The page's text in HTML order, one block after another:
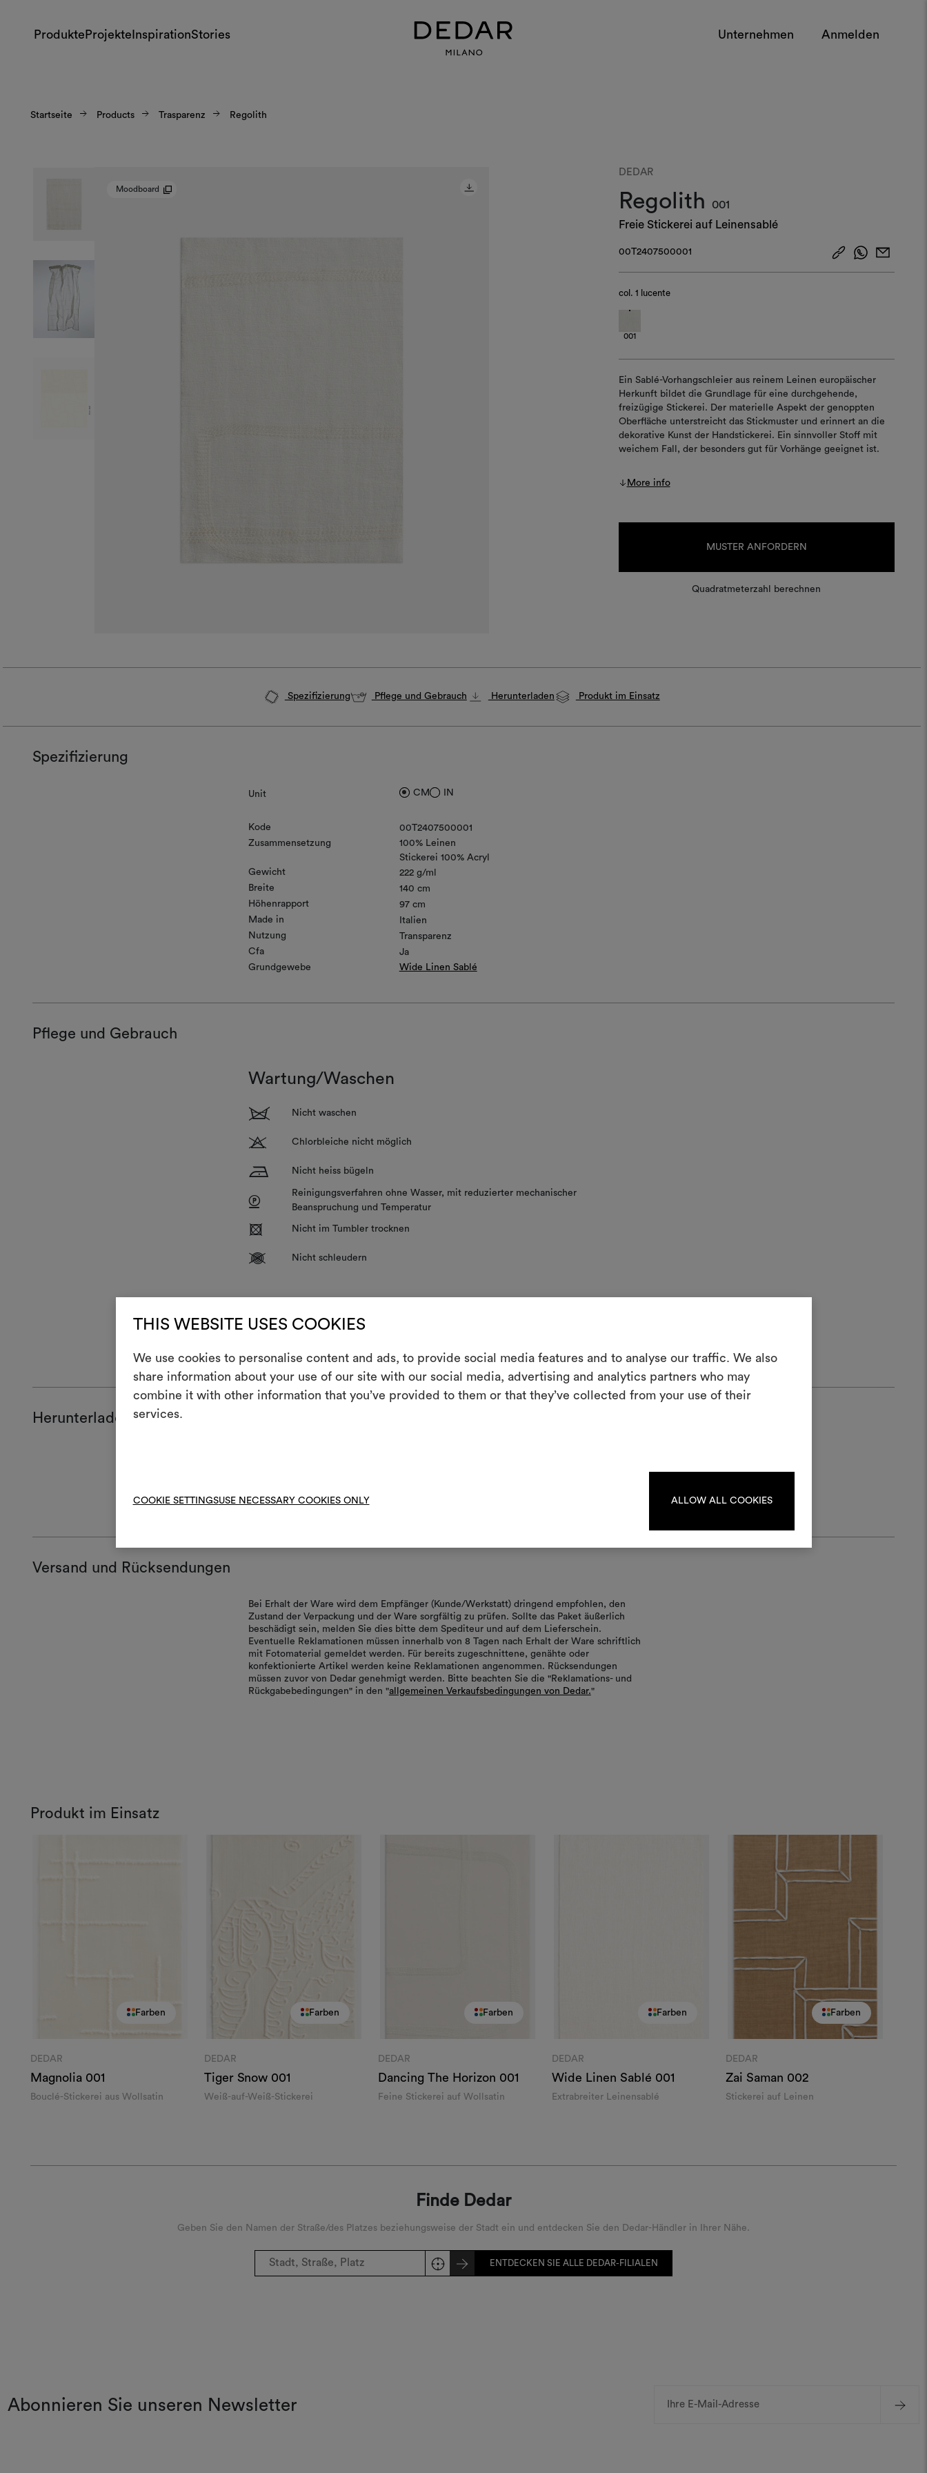
THIS WEBSITE USES COOKIES
We use cookies to personalise content and ads, to provide social media features and to analyse our traffic. We also
share information about your use of our site with our social media, advertising and analytics partners who may
combine it with other information that you’ve provided to them or that they’ve collected from your use of their
services.
COOKIE SETTINGSUSE NECESSARY COOKIES ONLY ALLOW ALL COOKIES
Produkte Projekte InspirationStories Unternehmen Anmelden
Startseite Products Trasparenz Regolith
Moodboard
DEDAR
Regolith
001
Freie Stickerei auf Leinensablé
00T2407500001
col. 1 lucente
001
Ein Sablé-Vorhangschleier aus reinem Leinen europäischer
Herkunft bildet die Grundlage für eine durchgehende,
freizügige Stickerei. Der materielle Aspekt der genoppten
Oberfläche unterstreicht das Stickmuster und erinnert an die
dekorative Kunst der Handstickerei. Ein sinnvoller Stoff mit
weichem Fall, der besonders gut für Vorhänge geeignet ist.
More info
MUSTER ANFORDERN
Quadratmeterzahl berechnen
Spezifizierung Pflege und Gebrauch Herunterladen Produkt im Einsatz
Spezifizierung
Unit CM IN
Kode
00T2407500001
Zusammensetzung
100% Leinen
Stickerei 100% Acryl
Gewicht
222 g/ml
Breite
140 cm
Höhenrapport
97 cm
Made in
Italien
Nutzung
Transparenz
Cfa
Ja
Grundgewebe
Wide Linen Sablé
Pflege und Gebrauch
Wartung/Waschen
1 Nicht waschen
T Chlorbleiche nicht möglich
H Nicht heiss bügeln
P
Reinigungsverfahren ohne Wasser, mit reduzierter mechanischer
Beanspruchung und Temperatur
R Nicht im Tumbler trocknen
V Nicht schleudern
appearance, which is to be considered an intrinsic part of its precious nature.
ALLGEMEINE PFLEGEHINWEISE
Herunterladen
High-res close-up image
Versand und Rücksendungen
Bei Erhalt der Ware wird dem Empfänger (Kunde/Werkstatt) dringend empfohlen, den
Zustand der Verpackung und der Ware sorgfältig zu prüfen. Sollte das Paket äußerlich
beschädigt sein, melden Sie dies bitte dem Spediteur und auf dem Lieferschein.
Eventuelle Reklamationen müssen innerhalb von 8 Tagen nach Erhalt der Ware schriftlich
mit Fotomaterial gemeldet werden. Für bereits zugeschnittene, genähte oder
konfektionierte Artikel werden keine Reklamationen angenommen. Rücksendungen
müssen zuvor von Dedar genehmigt werden. Bitte beachten Sie die "Reklamations- und
Rückgabebedingungen" in den "allgemeinen Verkaufsbedingungen von Dedar."
Produkt im Einsatz
Farben
DEDAR
Magnolia 001
Bouclé-Stickerei aus Wollsatin
Farben
DEDAR
Tiger Snow 001
Weiß-auf-Weiß-Stickerei
Farben
DEDAR
Dancing The Horizon 001
Feine Stickerei auf Wollsatin
Farben
DEDAR
Wide Linen Sablé 001
Extrabreiter Leinensablé
Farben
DEDAR
Zai Saman 002
Stickerei auf Leinen
Finde Dedar
Geben Sie den Namen der Straße/des Platzes beziehungsweise der Stadt ein und entdecken Sie den Dedar-Händler in Ihrer Nähe.
ENTDECKEN SIE ALLE DEDAR-FILIALEN
Abonnieren Sie unseren Newsletter
Mail-
erstellen
Ein interaktives Tool, mit dem Sie Ihre Ideen zum
Leben erwecken und mit anderen teilen können,
Um Moodboards zu erstellen oder
oder registrieren Sie sich.